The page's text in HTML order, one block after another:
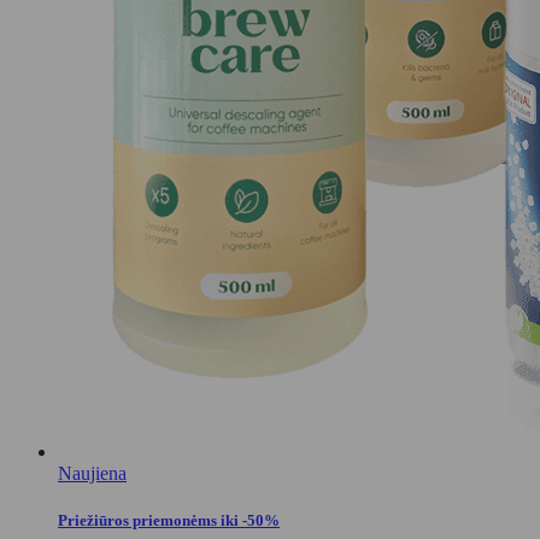
Naujiena
Priežiūros priemonėms iki -50%